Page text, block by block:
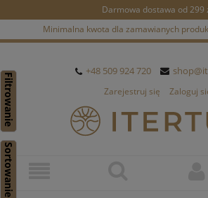
Darmowa dostawa od 299
Minimalna kwota dla zamawianych
+48 509 924 720
Zarejestruj się Zaloguj
Filtrowanie
Sortowanie